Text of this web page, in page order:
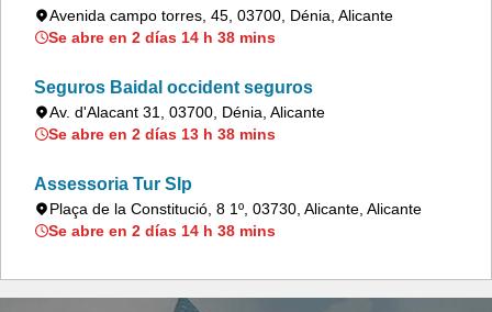
Avenida campo torres, 45, 03700, Dénia, Alicante
Se abre en 2 días 14 h 38 mins
Seguros Baidal occident seguros
Av. d'Alacant 31, 03700, Dénia, Alicante
Se abre en 2 días 13 h 38 mins
Assessoria Tur Slp
Plaça de la Constitució, 8 1º, 03730, Alicante, Alicante
Se abre en 2 días 14 h 38 mins